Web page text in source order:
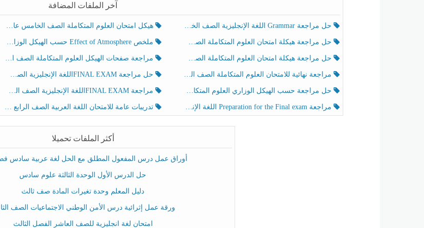
آخر الملفات المضافة
حل مراجعة Grammar اللغة الإنجليزية الصف الخامس الفصل الثالث هيكل امتحان العلوم المتكاملة الصف الخامس عام الفصل الدراسي الثالث 2025-2026
حل مراجعة هيكلة امتحان العلوم المتكاملة الصف الخامس انسبير الفصل الثالث ملخص Effect of Atmosphere حسب الهيكل الوزاري العلوم المتكاملة الصف الخامس انسبير الفصل الثالث
حل مراجعة هيكلة امتحان العلوم المتكاملة الصف الخامس عام الفصل الثالث مراجعة صفحات الهيكل العلوم المتكاملة الصف الخامس انسبير الفصل الثالث
مراجعة نهائية للامتحان العلوم المتكاملة الصف الخامس انسبير الفصل الثالث حل مراجعة FINAL EXAMاللغة الإنجليزية الصف الخامس الفصل الثالث
حل مراجعة حسب الهيكل الوزاري العلوم المتكاملة الصف الخامس عام الفصل الثالث مراجعة FINAL EXAMاللغة الإنجليزية الصف الخامس الفصل الثالث
مراجعة Preparation for the Final exam اللغة الإنجليزية الصف الرابع الفصل الثالث تدريبات عامة للامتحان اللغة العربية الصف الرابع الفصل الثالث
أكثر الملفات تحميلا
أوراق عمل درس المفعول المطلق مع الحل لغة عربية سادس
حل الدرس الأول الوحدة الثالثة علوم سادس
دليل المعلم وحدة تغيرات المادة صف ثالث
ورقة عمل إثرائية درس الأمن الوطني الاجتماعيات الصف
امتحان لغة انجليزية للصف العاشر الفصل الثالث